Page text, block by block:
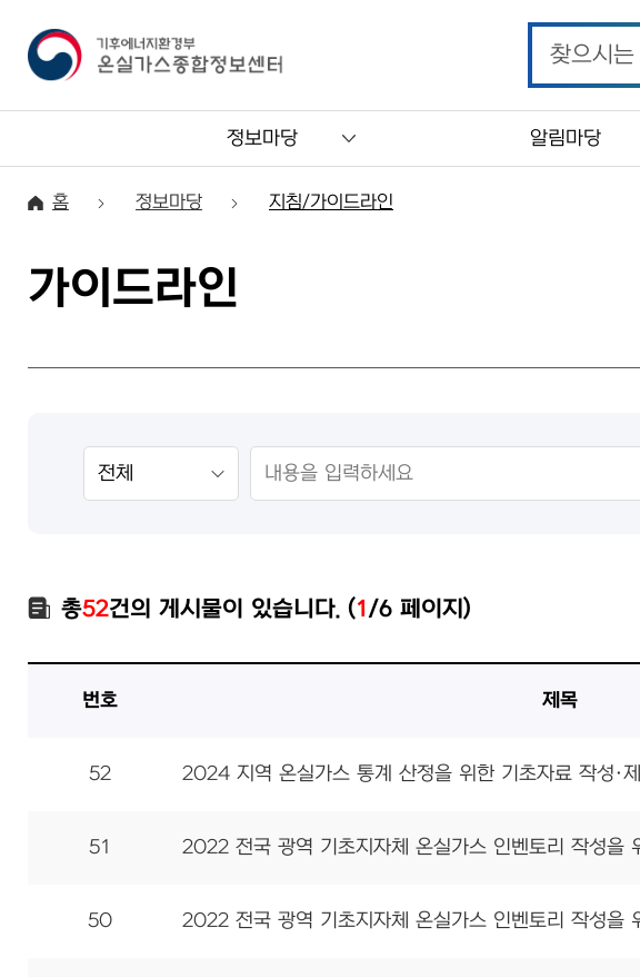
찾으시는
정보마당 알림마당
홈 정보마당 지침/가이드라인
가이드라인
총52건의 게시물이 있습니다. (1/6 페이지)
번호 제목
52 2024 지역 온실가스 통계 산정을 위한 기초자료 작성·
51 2022 전국 광역 기초지자체 온실가스 인벤토리 작성을
50 2022 전국 광역 기초지자체 온실가스 인벤토리 작성을